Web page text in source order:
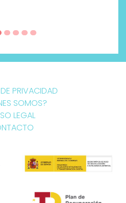
PRIVACIDAD
SOMOS?
LEGAL